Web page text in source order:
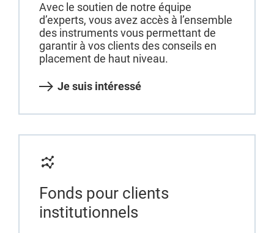
Avec le soutien de notre équipe
d’experts, vous avez accès à l’ensemble
des instruments vous permettant de
garantir à vos clients des conseils en
placement de haut niveau.
Je suis intéressé
Fonds pour clients
institutionnels